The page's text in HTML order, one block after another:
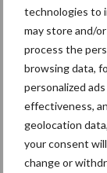
technologies to
may store and/
process the
browsing data,
personalized
effectiveness,
geolocation
your consent will
change or
Recent